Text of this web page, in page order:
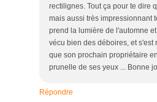
rectilignes. Tout ça pour te dire
mais aussi très impressionnant
prend la lumière de l'automne
vécu bien des déboires, et s'est
que son prochain propriétaire
prunelle de ses yeux ... Bonne
Répondre